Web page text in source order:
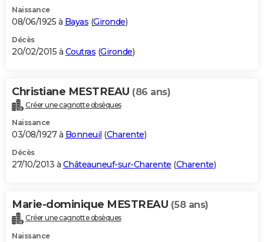
Naissance
08/06/1925 à Bayas (Gironde)
Décès
20/02/2015 à Coutras (Gironde)
Christiane MESTREAU (86 ans)
Créer une cagnotte obsèques
Naissance
03/08/1927 à Bonneuil (Charente)
Décès
27/10/2013 à Châteauneuf-sur-Charente (Charente)
Marie-dominique MESTREAU (58 ans)
Créer une cagnotte obsèques
Naissance